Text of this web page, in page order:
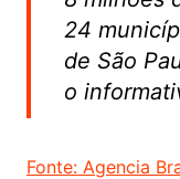
24
de São
o
Fonte: Agencia